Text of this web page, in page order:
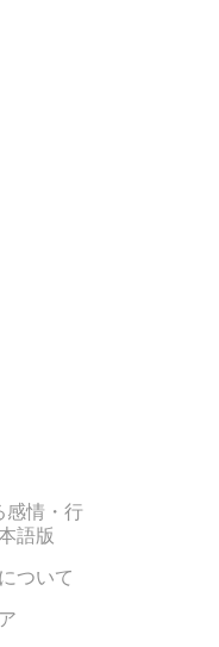
感情・行
語版
ついて